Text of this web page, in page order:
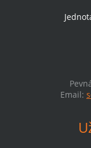
Email: